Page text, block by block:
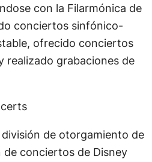
con la Filarmónica de
conciertos sinfónico-
ofrecido conciertos
realizado grabaciones de
de otorgamiento de
conciertos de Disney